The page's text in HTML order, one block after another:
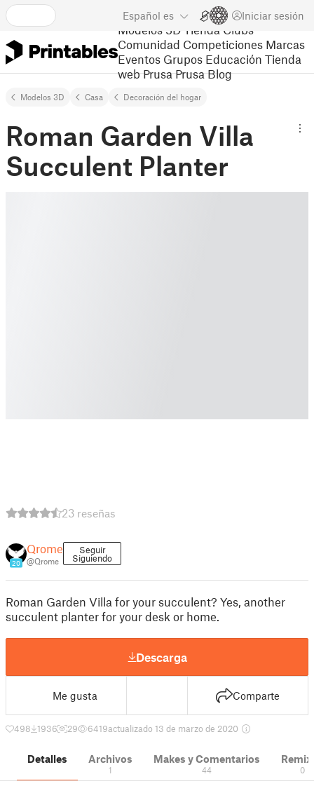
Español es Iniciar sesión
Modelos 3D Tienda Clubs
Comunidad Competiciones Marcas
Eventos Grupos Educación Tienda
web Prusa Prusa Blog
Modelos 3D Casa Decoración del hogar
Roman Garden Villa
Succulent Planter
23 reseñas
20
Qrome
@Qrome
Seguir
Siguiendo
Roman Garden Villa for your succulent? Yes, another
succulent planter for your desk or home.
Descarga
Me gusta Comparte
498 1936 29 6419actualizado 13 de marzo de 2020
Detalles Archivos
1
Makes y Comentarios
44 0